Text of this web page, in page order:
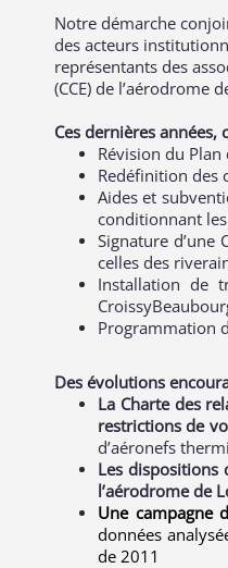
Notre démarche
des acteurs
représentants des
(CCE) de l’aérodrome
Ces dernières années,
Révision du
Redéfinition des
Aides et
conditionnant
Signature d’une
celles des
Installation de
Programmation
Des évolutions
La Charte des
restrictions de
d’aéronefs
Les dispositions
l’aérodrome de
Une campagne
données
de 2011